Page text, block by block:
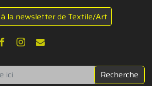
la newsletter de Textile/Art
Recherche